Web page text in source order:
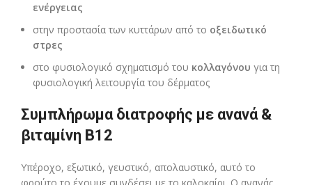
ενέργειας
στην προστασία των κυττάρων από το οξειδωτικό
στρες
στο φυσιολογικό σχηματισμό του κολλαγόνου για τη
φυσιολογική λειτουργία του δέρματος
Συμπλήρωμα διατροφής με ανανά &
βιταμίνη Β12
Υπέροχο, εξωτικό, γευστικό, απολαυστικό, αυτό το